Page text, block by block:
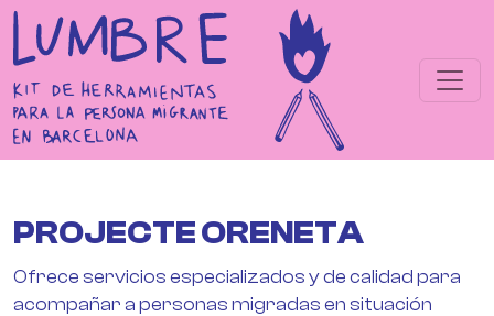
Pasar al contenido principal
PROJECTE ORENETA
Ofrece servicios especializados y de calidad para
acompañar a personas migradas en situación